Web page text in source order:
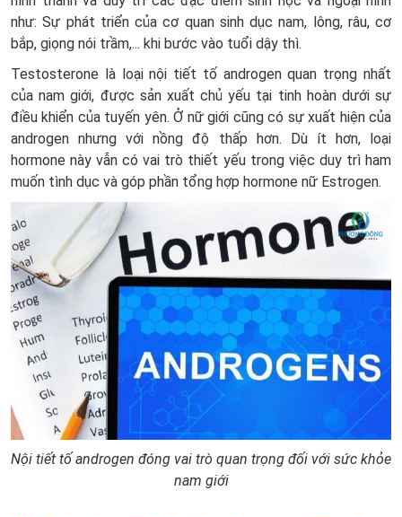
như: Sự phát triển của cơ quan sinh dục nam, lông, râu, cơ
bắp, giọng nói trầm,... khi bước vào tuổi dậy thì.
Testosterone là loại nội tiết tố androgen quan trọng nhất
của nam giới, được sản xuất chủ yếu tại tinh hoàn dưới sự
điều khiển của tuyến yên. Ở nữ giới cũng có sự xuất hiện của
androgen nhưng với nồng độ thấp hơn. Dù ít hơn, loại
hormone này vẫn có vai trò thiết yếu trong việc duy trì ham
muốn tình dục và góp phần tổng hợp hormone nữ Estrogen.
Nội tiết tố androgen đóng vai trò quan trọng đối với sức khỏe
nam giới